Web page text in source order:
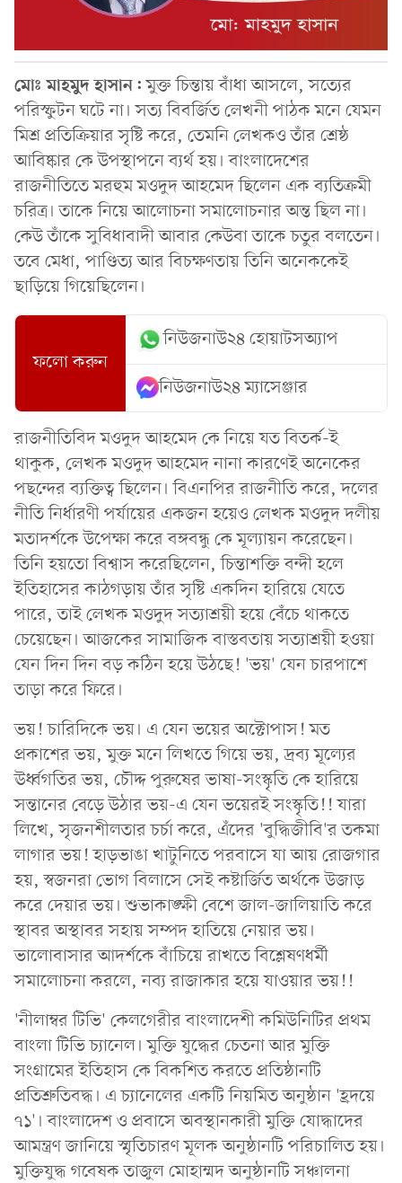
মোঃ মাহমুদ হাসান:মুক্ত চিন্তায় বাঁধা আসলে, সত্যের
পরিস্ফুটন ঘটে না। সত্য বিবর্জিত লেখনী পাঠক মনে যেমন
মিশ্র প্রতিক্রিয়ার সৃষ্টি করে, তেমনি লেখকও তাঁর শ্রেষ্ঠ
আবিষ্কার কে উপস্থাপনে ব্যর্থ হয়। বাংলাদেশের
রাজনীতিতে মরহুম মওদুদ আহমেদ ছিলেন এক ব্যতিক্রমী
চরিত্র। তাকে নিয়ে আলোচনা সমালোচনার অন্ত ছিল না।
কেউ তাঁকে সুবিধাবাদী আবার কেউবা তাকে চতুর বলতেন।
তবে মেধা, পাণ্ডিত্য আর বিচক্ষণতায় তিনি অনেককেই
ছাড়িয়ে গিয়েছিলেন।
ফলো করুন
নিউজনাউ২৪ হোয়াটসঅ্যাপ
নিউজনাউ২৪ ম্যাসেঞ্জার
রাজনীতিবিদ মওদুদ আহমেদ কে নিয়ে যত বিতর্ক-ই
থাকুক, লেখক মওদুদ আহমেদ নানা কারণেই অনেকের
পছন্দের ব্যক্তিত্ব ছিলেন। বিএনপির রাজনীতি করে, দলের
নীতি নির্ধারণী পর্যায়ের একজন হয়েও লেখক মওদুদ দলীয়
মতাদর্শকে উপেক্ষা করে বঙ্গবন্ধু কে মূল্যায়ন করেছেন।
তিনি হয়তো বিশ্বাস করেছিলেন, চিন্তাশক্তি বন্দী হলে
ইতিহাসের কাঠগড়ায় তাঁর সৃষ্টি একদিন হারিয়ে যেতে
পারে, তাই লেখক মওদুদ সত্যাশ্রয়ী হয়ে বেঁচে থাকতে
চেয়েছেন। আজকের সামাজিক বাস্তবতায় সত্যাশ্রয়ী হওয়া
যেন দিন দিন বড় কঠিন হয়ে উঠছে! 'ভয়' যেন চারপাশে
তাড়া করে ফিরে।
ভয়! চারিদিকে ভয়। এ যেন ভয়ের অক্টোপাস! মত
প্রকাশের ভয়, মুক্ত মনে লিখতে গিয়ে ভয়, দ্রব্য মূল্যের
ঊর্ধ্বগতির ভয়, চৌদ্দ পুরুষের ভাষা-সংস্কৃতি কে হারিয়ে
সন্তানের বেড়ে উঠার ভয়-এ যেন ভয়েরই সংস্কৃতি!! যারা
লিখে, সৃজনশীলতার চর্চা করে, এঁদের 'বুদ্ধিজীবি'র তকমা
লাগার ভয়! হাড়ভাঙা খাটুনিতে পরবাসে যা আয় রোজগার
হয়, স্বজনরা ভোগ বিলাসে সেই কষ্টার্জিত অর্থকে উজাড়
করে দেয়ার ভয়। শুভাকাঙ্ক্ষী বেশে জাল-জালিয়াতি করে
স্থাবর অস্থাবর সহায় সম্পদ হাতিয়ে নেয়ার ভয়।
ভালোবাসার আদর্শকে বাঁচিয়ে রাখতে বিশ্লেষণধর্মী
সমালোচনা করলে, নব্য রাজাকার হয়ে যাওয়ার ভয়!!
'নীলাম্বর টিভি' কেলগেরীর বাংলাদেশী কমিউনিটির প্রথম
বাংলা টিভি চ্যানেল। মুক্তি যুদ্ধের চেতনা আর মুক্তি
সংগ্রামের ইতিহাস কে বিকশিত করতে প্রতিষ্ঠানটি
প্রতিশ্রুতিবদ্ধ। এ চ্যানেলের একটি নিয়মিত অনুষ্ঠান 'হ্রদয়ে
৭১'। বাংলাদেশ ও প্রবাসে অবস্থানকারী মুক্তি যোদ্ধাদের
আমন্ত্রণ জানিয়ে স্মৃতিচারণ মূলক অনুষ্ঠানটি পরিচালিত হয়।
মুক্তিযুদ্ধ গবেষক তাজুল মোহাম্মদ অনুষ্ঠানটি সঞ্চালনা